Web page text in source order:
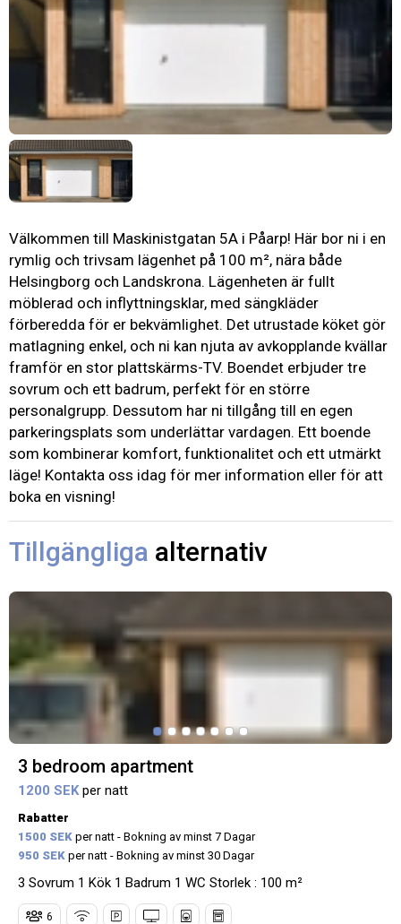
Välkommen till Maskinistgatan 5A i Påarp! Här bor ni i en
rymlig och trivsam lägenhet på 100 m², nära både
Helsingborg och Landskrona. Lägenheten är fullt
möblerad och inflyttningsklar, med sängkläder
förberedda för er bekvämlighet. Det utrustade köket gör
matlagning enkel, och ni kan njuta av avkopplande kvällar
framför en stor plattskärms-TV. Boendet erbjuder tre
sovrum och ett badrum, perfekt för en större
personalgrupp. Dessutom har ni tillgång till en egen
parkeringsplats som underlättar vardagen. Ett boende
som kombinerar komfort, funktionalitet och ett utmärkt
läge! Kontakta oss idag för mer information eller för att
boka en visning!
Tillgängliga alternativ
3 bedroom apartment
1200 SEKper natt
Rabatter
1500 SEK per natt - Bokning av minst 7 Dagar
950 SEK per natt - Bokning av minst 30 Dagar
3 Sovrum 1 Kök 1 Badrum 1 WC Storlek : 100 m²
6